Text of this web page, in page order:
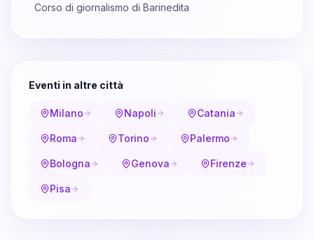
Corso di giornalismo di Barinedita
Eventi in altre città
Milano Napoli Catania
Roma Torino Palermo
Bologna Genova Firenze
Pisa